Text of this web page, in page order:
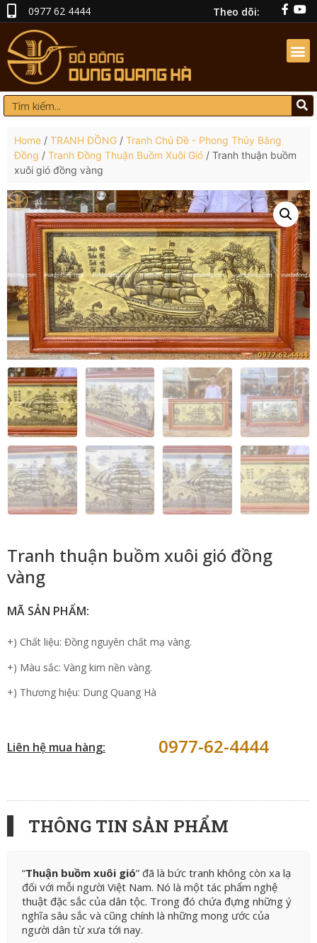
0977 62 4444 Theo dõi:
Home / TRANH ĐỒNG / Tranh Chủ Đề - Phong Thủy Bằng
Đồng / Tranh Đồng Thuận Buồm Xuôi Gió / Tranh thuận buồm
xuôi gió đồng vàng
Tranh thuận buồm xuôi gió đồng
vàng
MÃ SẢN PHẨM:
+) Chất liệu: Đồng nguyên chất mạ vàng.
+) Màu sắc: Vàng kim nền vàng.
+) Thương hiệu: Dung Quang Hà
Liên hệ mua hàng: 0977-62-4444
THÔNG TIN SẢN PHẨM
“Thuận buồm xuôi gió” đã là bức tranh không còn xa lạ
đối với mỗi người Việt Nam. Nó là một tác phẩm nghệ
thuật đặc sắc của dân tộc. Trong đó chứa đựng những ý
nghĩa sâu sắc và cũng chính là những mong ước của
người dân từ xưa tới nay.